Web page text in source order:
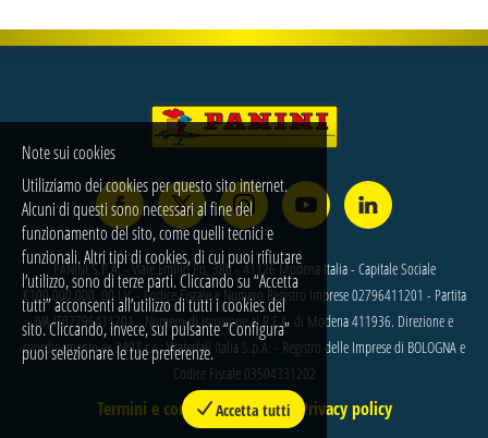
PANINI S.P.A. - Viale Emilio Po, 380 - 41126 Modena Italia - Capitale Sociale
€100.000.000, 00 I.V. - Codice Fiscale e Numero Registro Imprese 02796411201 - Partita
IVA IT02796411201 - Numero di iscrizione al R.E.A. di Modena 411936. Direzione e
coordinamento ex 2497 c.c.: Waterfall Italia S.p.A. - Registro delle Imprese di BOLOGNA e
Codice Fiscale 03504331202
Termini e condizioni Privacy policy
Note sui cookies
Utilizziamo dei cookies per questo sito internet.
Alcuni di questi sono necessari al fine del
funzionamento del sito, come quelli tecnici e
funzionali. Altri tipi di cookies, di cui puoi rifiutare
l’utilizzo, sono di terze parti. Cliccando su “Accetta
tutti” acconsenti all’utilizzo di tutti i cookies del
sito. Cliccando, invece, sul pulsante “Configura”
puoi selezionare le tue preferenze.
Accetta tutti